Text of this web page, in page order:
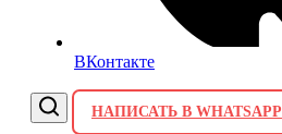
ВКонтакте
НАПИСАТЬ В WHATSAPP